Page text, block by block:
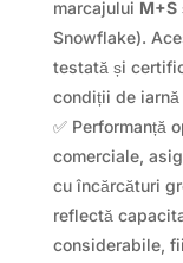
marcajului M+S
Snowflake).
testată și
condiții de iarnă
✅ Performanță
comerciale,
cu încărcături
reflectă
considerabile,